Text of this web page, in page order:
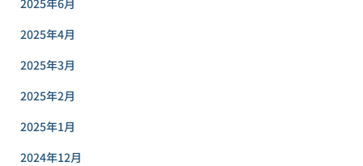
2025年4月
2025年3月
2025年2月
2025年1月
2024年12月